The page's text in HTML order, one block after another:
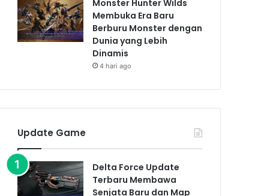
Monster Hunter Wilds
Membuka Era Baru
Berburu Monster dengan
Dunia yang Lebih
Dinamis
4 hari ago
Update Game
Delta Force Update
Terbaru Membawa
Senjata Baru dan Map